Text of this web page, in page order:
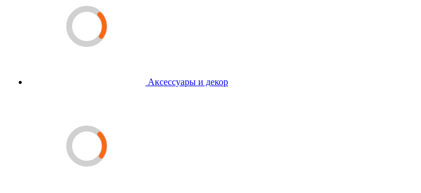
Аксессуары и декор